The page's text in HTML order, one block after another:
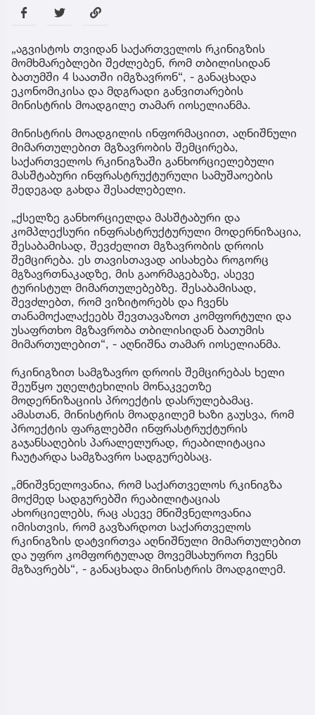
„აგვისტოს თვიდან საქართველოს რკინიგზის
მომხმარებლები შეძლებენ, რომ თბილისიდან
ბათუმში 4 საათში იმგზავრონ“, - განაცხადა
ეკონომიკისა და მდგრადი განვითარების
მინისტრის მოადგილე თამარ იოსელიანმა.
მინისტრის მოადგილის ინფორმაციით, აღნიშნული
მიმართულებით მგზავრობის შემცირება,
საქართველოს რკინიგზაში განხორციელებული
მასშტაბური ინფრასტრუქტურული სამუშაოების
შედეგად გახდა შესაძლებელი.
„ქსელზე განხორციელდა მასშტაბური და
კომპლექსური ინფრასტრუქტურული მოდერნიზაცია,
შესაბამისად, შევძელით მგზავრობის დროის
შემცირება. ეს თავისთავად აისახება როგორც
მგზავრთნაკადზე, მის გაორმაგებაზე, ასევე
ტურისტულ მიმართულებებზე. შესაბამისად,
შევძლებთ, რომ ვიზიტორებს და ჩვენს
თანამოქალაქეებს შევთავაზოთ კომფორტული და
უსაფრთხო მგზავრობა თბილისიდან ბათუმის
მიმართულებით“, - აღნიშნა თამარ იოსელიანმა.
რკინიგზით სამგზავრო დროის შემცირებას ხელი
შეუწყო უღელტეხილის მონაკვეთზე
მოდერნიზაციის პროექტის დასრულებამაც.
ამასთან, მინისტრის მოადგილემ ხაზი გაუსვა, რომ
პროექტის ფარგლებში ინფრასტრუქტურის
გაჯანსაღების პარალელურად, რეაბილიტაცია
ჩაუტარდა სამგზავრო სადგურებსაც.
„მნიშვნელოვანია, რომ საქართველოს რკინიგზა
მოქმედ სადგურებში რეაბილიტაციას
ახორციელებს, რაც ასევე მნიშვნელოვანია
იმისთვის, რომ გავზარდოთ საქართველოს
რკინიგზის დატვირთვა აღნიშნული მიმართულებით
და უფრო კომფორტულად მოვემსახუროთ ჩვენს
მგზავრებს“, - განაცხადა მინისტრის მოადგილემ.